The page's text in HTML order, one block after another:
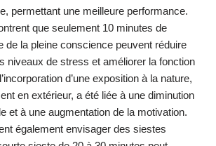
les méthodes
efficaces pour
la fatigue mentale ?
de pleine conscience est une
pour combattre la fatigue mentale
technique améliore la concentration et